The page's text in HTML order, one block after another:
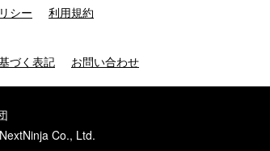
シー 利用規約
づく表記 お問い合わせ
Co., Ltd.